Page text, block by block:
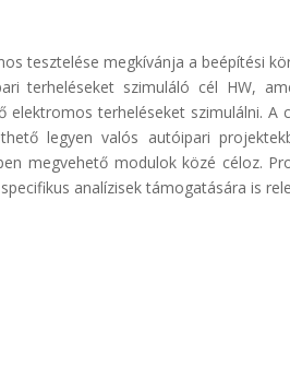
tesztelése megkívánja a beépítési
terheléseket szimuláló cél HW,
terheléseket szimulálni.
legyen valós autóipari
megvehető modulok közé céloz.
analízisek támogatására is